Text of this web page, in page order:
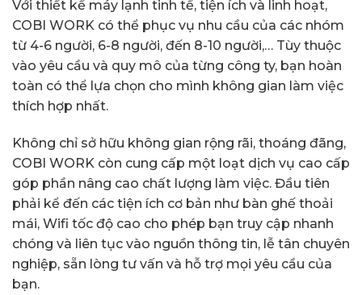
Với thiết kế máy lạnh tinh tế, tiện ích và linh hoạt,
COBI WORK có thể phục vụ nhu cầu của các nhóm
từ 4-6 người, 6-8 người, đến 8-10 người,… Tùy thuộc
vào yêu cầu và quy mô của từng công ty, bạn hoàn
toàn có thể lựa chọn cho mình không gian làm việc
thích hợp nhất.
Không chỉ sở hữu không gian rộng rãi, thoáng đãng,
COBI WORK còn cung cấp một loạt dịch vụ cao cấp
góp phần nâng cao chất lượng làm việc. Đầu tiên
phải kể đến các tiện ích cơ bản như bàn ghế thoải
mái, Wifi tốc độ cao cho phép bạn truy cập nhanh
chóng và liên tục vào nguồn thông tin, lễ tân chuyên
nghiệp, sẵn lòng tư vấn và hỗ trợ mọi yêu cầu của
bạn.